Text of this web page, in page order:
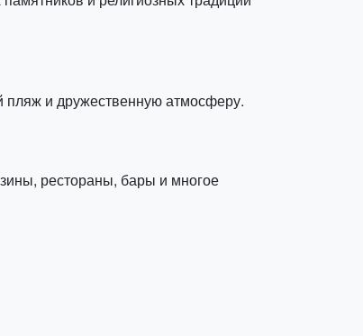
пляж и дружественную атмосферу.
рестораны, бары и многое